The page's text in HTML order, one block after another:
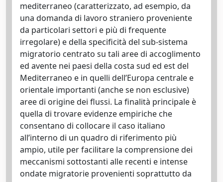
mediterraneo (caratterizzato, ad esempio, da
una domanda di lavoro straniero proveniente
da particolari settori e più di frequente
irregolare) e della specificità del sub-sistema
migratorio centrato su tali aree di accoglimento
ed avente nei paesi della costa sud ed est del
Mediterraneo e in quelli dell’Europa centrale e
orientale importanti (anche se non esclusive)
aree di origine dei flussi. La finalità principale è
quella di trovare evidenze empiriche che
consentano di collocare il caso italiano
all’interno di un quadro di riferimento più
ampio, utile per facilitare la comprensione dei
meccanismi sottostanti alle recenti e intense
ondate migratorie provenienti soprattutto da